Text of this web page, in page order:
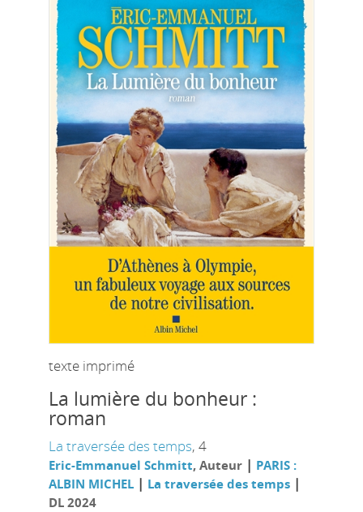
texte imprimé
La lumière du bonheur :
roman
La traversée des temps, 4
Eric-Emmanuel Schmitt, Auteur | PARIS :
ALBIN MICHEL| La traversée des temps|
DL 2024